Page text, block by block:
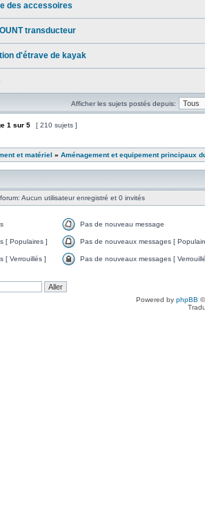
des accessoires
transducteur
d'étrave de kayak
Afficher les sujets postés depuis:
1 sur 5 [ 210 sujets ]
et matériel » Aménagement et equipement principaux
Aucun utilisateur enregistré et 0 invités
Pas de nouveau message
[ Populaires ] Pas de nouveaux messages [
[ Verrouillés ] Pas de nouveaux messages [
Powered by phpBB